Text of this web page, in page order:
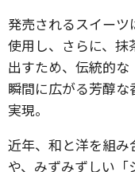
発売されるスイー
使用し、さらに、抹
出すため、伝統的
瞬間に広がる芳醇
実現。
近年、和と洋を組み
や、みずみずしい